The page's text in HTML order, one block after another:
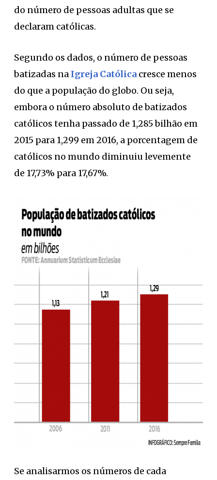
do número de pessoas adultas que se
declaram católicas.
Segundo os dados, o número de pessoas
batizadas na Igreja Católica cresce menos
do que a população do globo. Ou seja,
embora o número absoluto de batizados
católicos tenha passado de 1,285 bilhão em
2015 para 1,299 em 2016, a porcentagem de
católicos no mundo diminuiu levemente
de 17,73% para 17,67%.
Se analisarmos os números de cada